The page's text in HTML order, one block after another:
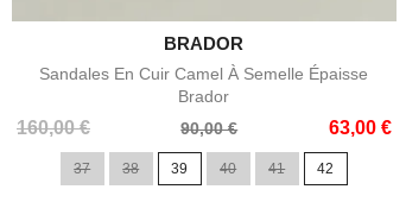
Aperçu rapide
BRADOR
Sandales En Cuir Camel À Semelle Épaisse
Brador
160,00 €
Prix
90,00 € 63,00 €
Prix
37 38 39 40 41 42